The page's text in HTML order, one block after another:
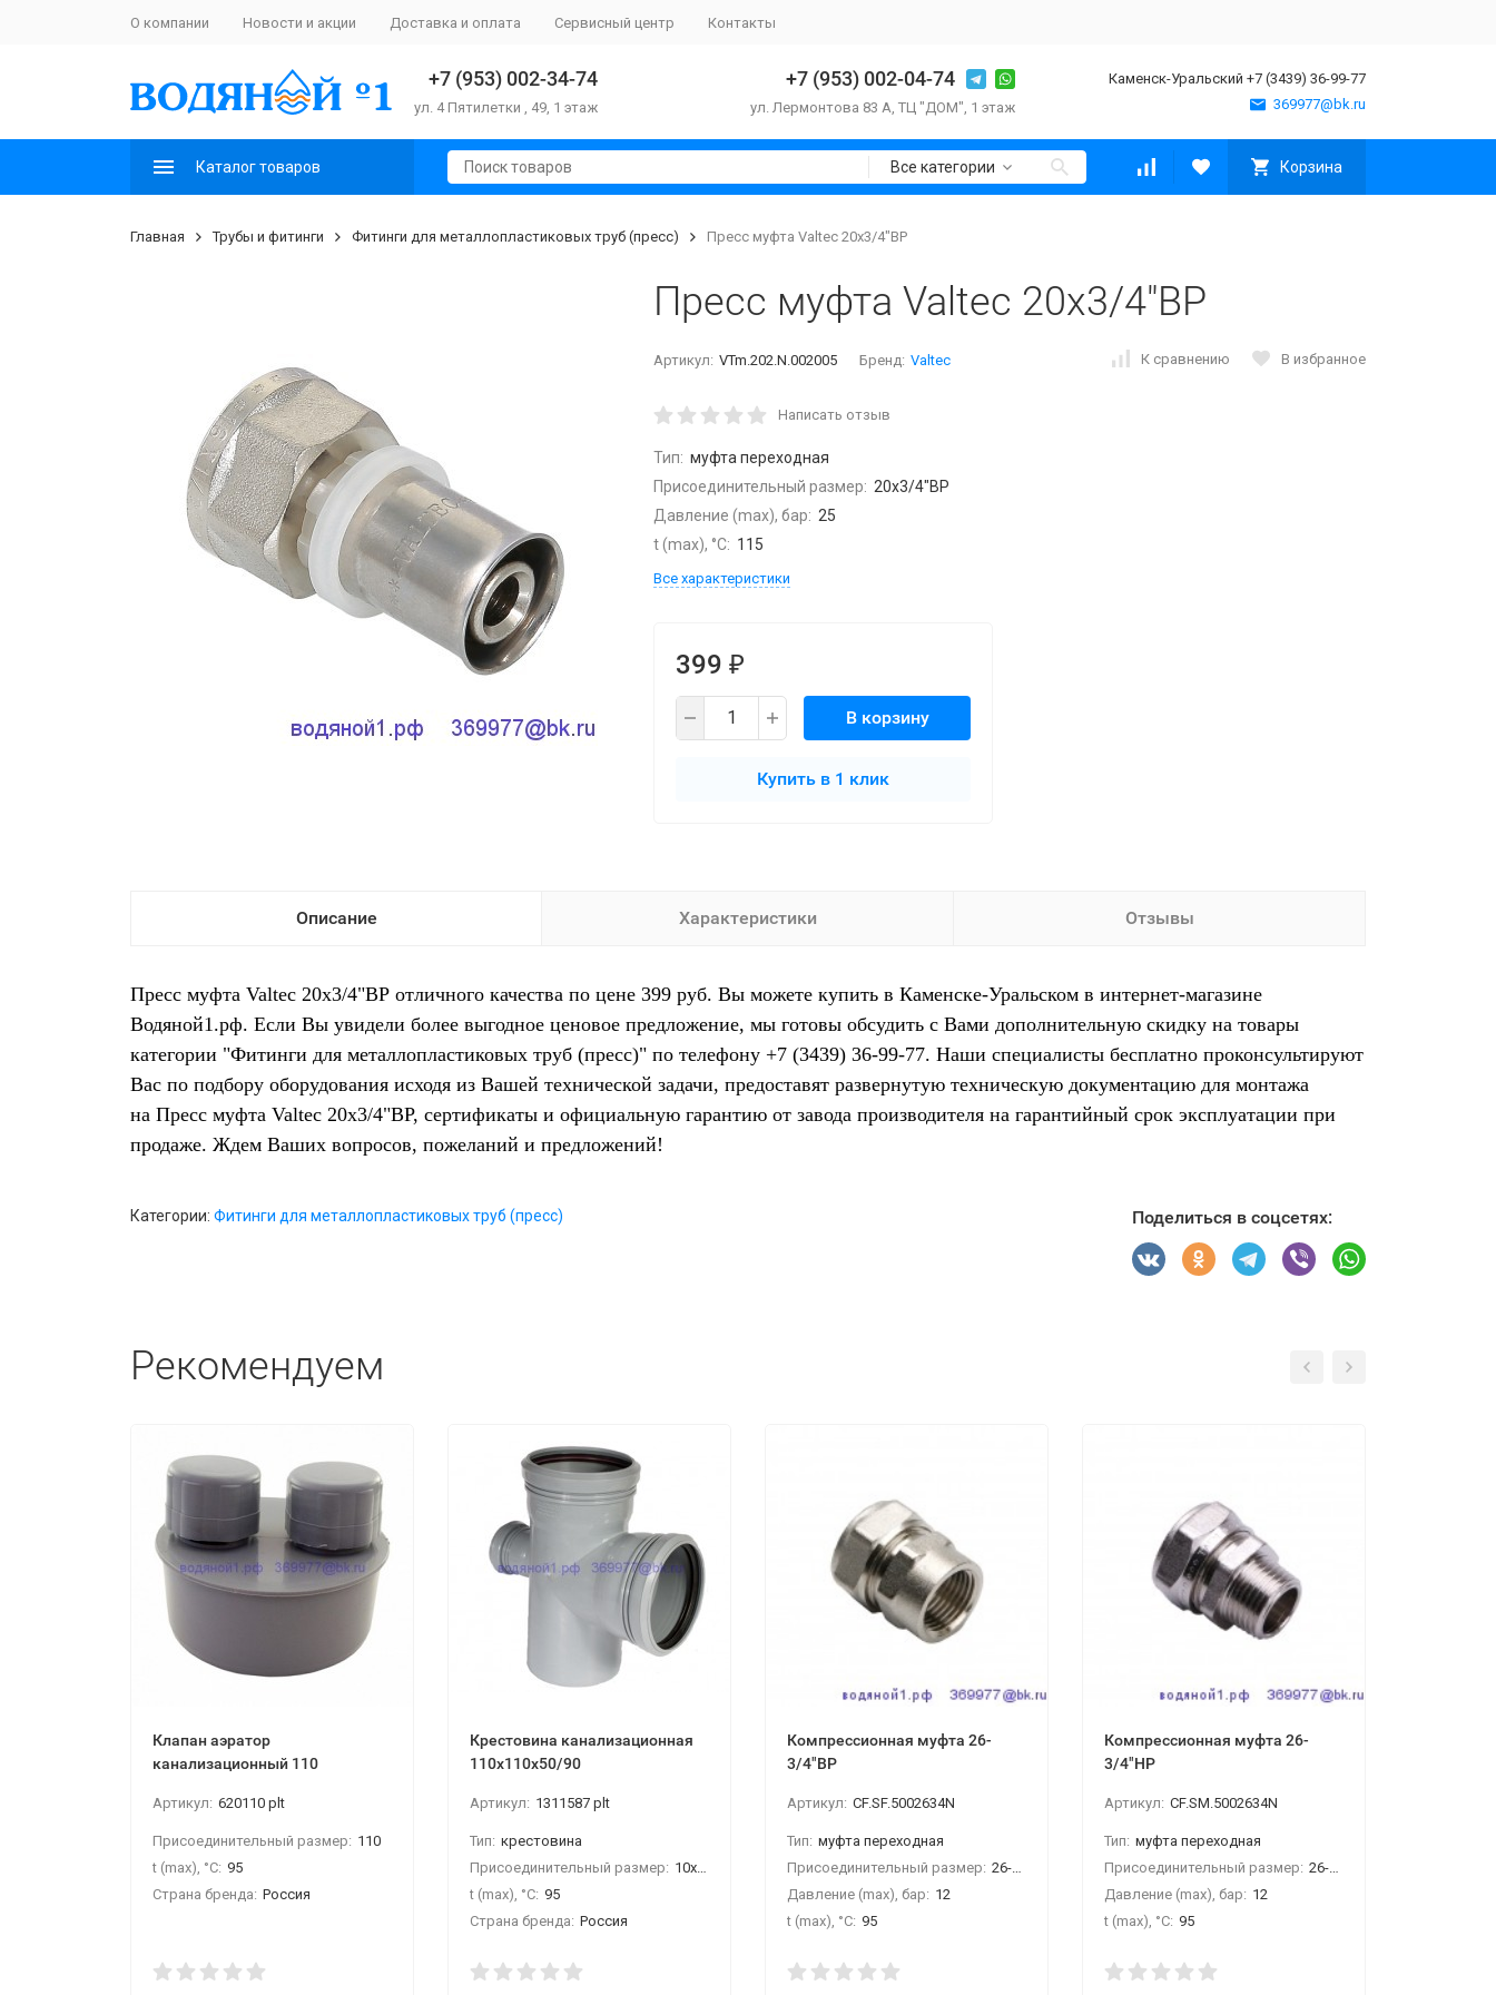
О компании Новости и акции Доставка и оплата Сервисный центр Контакты
+7 (953) 002-34-74
ул. 4 Пятилетки , 49, 1 этаж
+7 (953) 002-04-74
ул. Лермонтова 83 А, ТЦ "ДОМ", 1 этаж
Каменск-Уральский +7 (3439) 36-99-77
369977@bk.ru
Каталог товаров Все категории Корзина
Главная Трубы и фитинги Фитинги для металлопластиковых труб (пресс) Пресс муфта Valtec 20х3/4"ВР
Пресс муфта Valtec 20х3/4"ВР
Артикул: VTm.202.N.002005 Бренд: Valtec К сравнению В избранное
Написать отзыв
Тип: муфта переходная
Присоединительный размер: 20х3/4"ВР
Давление (max), бар: 25
t (max), °С: 115
Все характеристики
399 ₽
В корзину
Купить в 1 клик
Описание Характеристики Отзывы
Пресс муфта Valtec 20х3/4"ВР отличного качества по цене 399 руб. Вы можете купить в Каменске-Уральском в интернет-магазине
Водяной1.рф. Если Вы увидели более выгодное ценовое предложение, мы готовы обсудить с Вами дополнительную скидку на товары
категории "Фитинги для металлопластиковых труб (пресс)" по телефону +7 (3439) 36-99-77. Наши специалисты бесплатно проконсультируют
Вас по подбору оборудования исходя из Вашей технической задачи, предоставят развернутую техническую документацию для монтажа
на Пресс муфта Valtec 20х3/4"ВР, сертификаты и официальную гарантию от завода производителя на гарантийный срок эксплуатации при
продаже. Ждем Ваших вопросов, пожеланий и предложений!
Категории: Фитинги для металлопластиковых труб (пресс) Поделиться в соцсетях:
Рекомендуем
Клапан аэратор
канализационный 110
Артикул: 620110 plt
Присоединительный размер: 110
t (max), °С: 95
Страна бренда: Россия
Крестовина канализационная
110х110х50/90
Артикул: 1311587 plt
Тип: крестовина
Присоединительный размер: 10х110х50/90гр
t (max), °С: 95
Страна бренда: Россия
Компрессионная муфта 26-
3/4"ВР
Артикул: CF.SF.5002634N
Тип: муфта переходная
Присоединительный размер: 26-3/4"ВР
Давление (max), бар: 12
t (max), °С: 95
Компрессионная муфта 26-
3/4"НР
Артикул: CF.SM.5002634N
Тип: муфта переходная
Присоединительный размер: 26-3/4"НР
Давление (max), бар: 12
t (max), °С: 95